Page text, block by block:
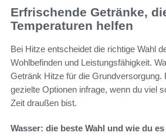
Erfrischende Getränke,
Temperaturen helfen
Bei Hitze entscheidet die richtige Wahl
Wohlbefinden und Leistungsfähigkeit.
Getränk Hitze für die Grundversorgung.
gezielte Optionen infrage, wenn du viel
Zeit draußen bist.
Wasser: die beste Wahl und wie du